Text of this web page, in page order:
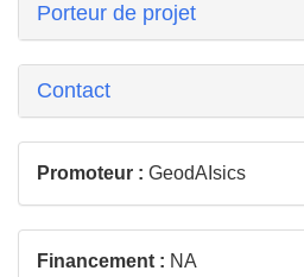
Porteur de projet
Contact
Promoteur : GeodAIsics
Financement : NA